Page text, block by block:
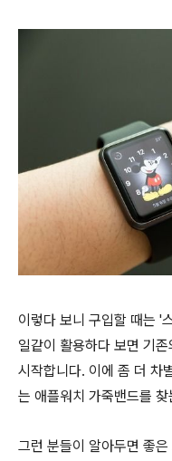
이렇다 보니 구입할 때는 '
일같이 활용하다 보면 기
시작합니다. 이에 좀 더 차
는 애플워치 가죽밴드를
그런 분들이 알아두면 좋